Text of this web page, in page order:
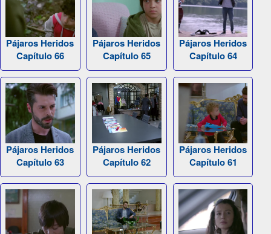
Pájaros Heridos
Capítulo 66
Pájaros Heridos
Capítulo 65
Pájaros Heridos
Capítulo 64
Pájaros Heridos
Capítulo 63
Pájaros Heridos
Capítulo 62
Pájaros Heridos
Capítulo 61